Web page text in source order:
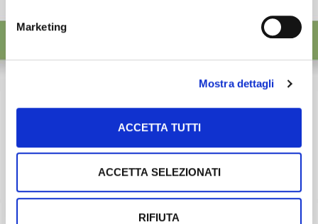
Marketing
Mostra dettagli
ACCETTA TUTTI
ACCETTA SELEZIONATI
RIFIUTA